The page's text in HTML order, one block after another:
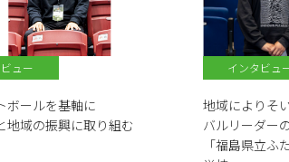
ュー
ボールを基軸に
地域の振興に取り組む
インタビュ
地域によりそ
バルリーダー
「福島県立